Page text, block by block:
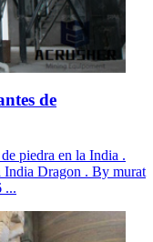
de
piedra en la India .
India Dragon . By murat
...